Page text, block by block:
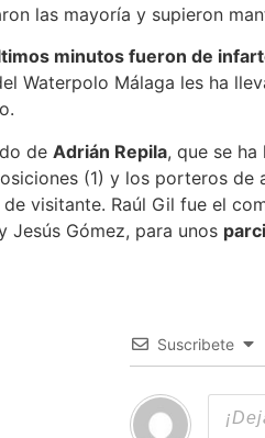
las mayoría y supieron
minutos fueron de
Waterpolo Málaga les ha
de Adrián Repila, que se
(1) y los porteros de
de visitante. Raúl Gil fue el
Jesús Gómez, para unos
Suscribete